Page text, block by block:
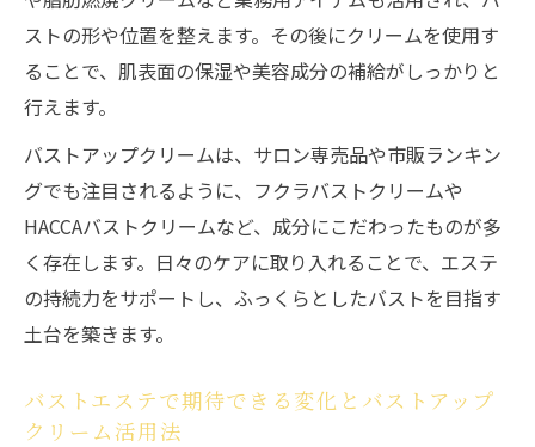
ストの形や位置を整えます。その後にクリームを使用す
ることで、肌表面の保湿や美容成分の補給がしっかりと
行えます。
バストアップクリームは、サロン専売品や市販ランキン
グでも注目されるように、フクラバストクリームや
HACCAバストクリームなど、成分にこだわったものが多
く存在します。日々のケアに取り入れることで、エステ
の持続力をサポートし、ふっくらとしたバストを目指す
土台を築きます。
バストエステで期待できる変化とバストアップ
クリーム活用法